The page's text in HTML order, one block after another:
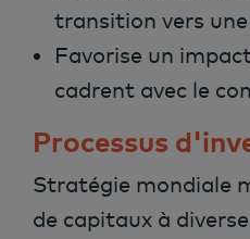
transition vers
Favorise un
cadrent avec le
Processus
Stratégie mondiale
de capitaux à